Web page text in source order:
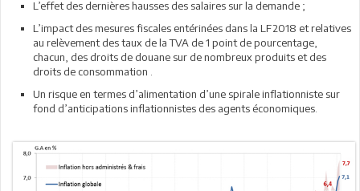
L’effet des dernières hausses des salaires sur la demande ;
L’impact des mesures fiscales entérinées dans la LF2018 et relatives
au relèvement des taux de la TVA de 1 point de pourcentage,
chacun, des droits de douane sur de nombreux produits et des
droits de consommation .
Un risque en termes d’alimentation d’une spirale inflationniste sur
fond d’anticipations inflationnistes des agents économiques.